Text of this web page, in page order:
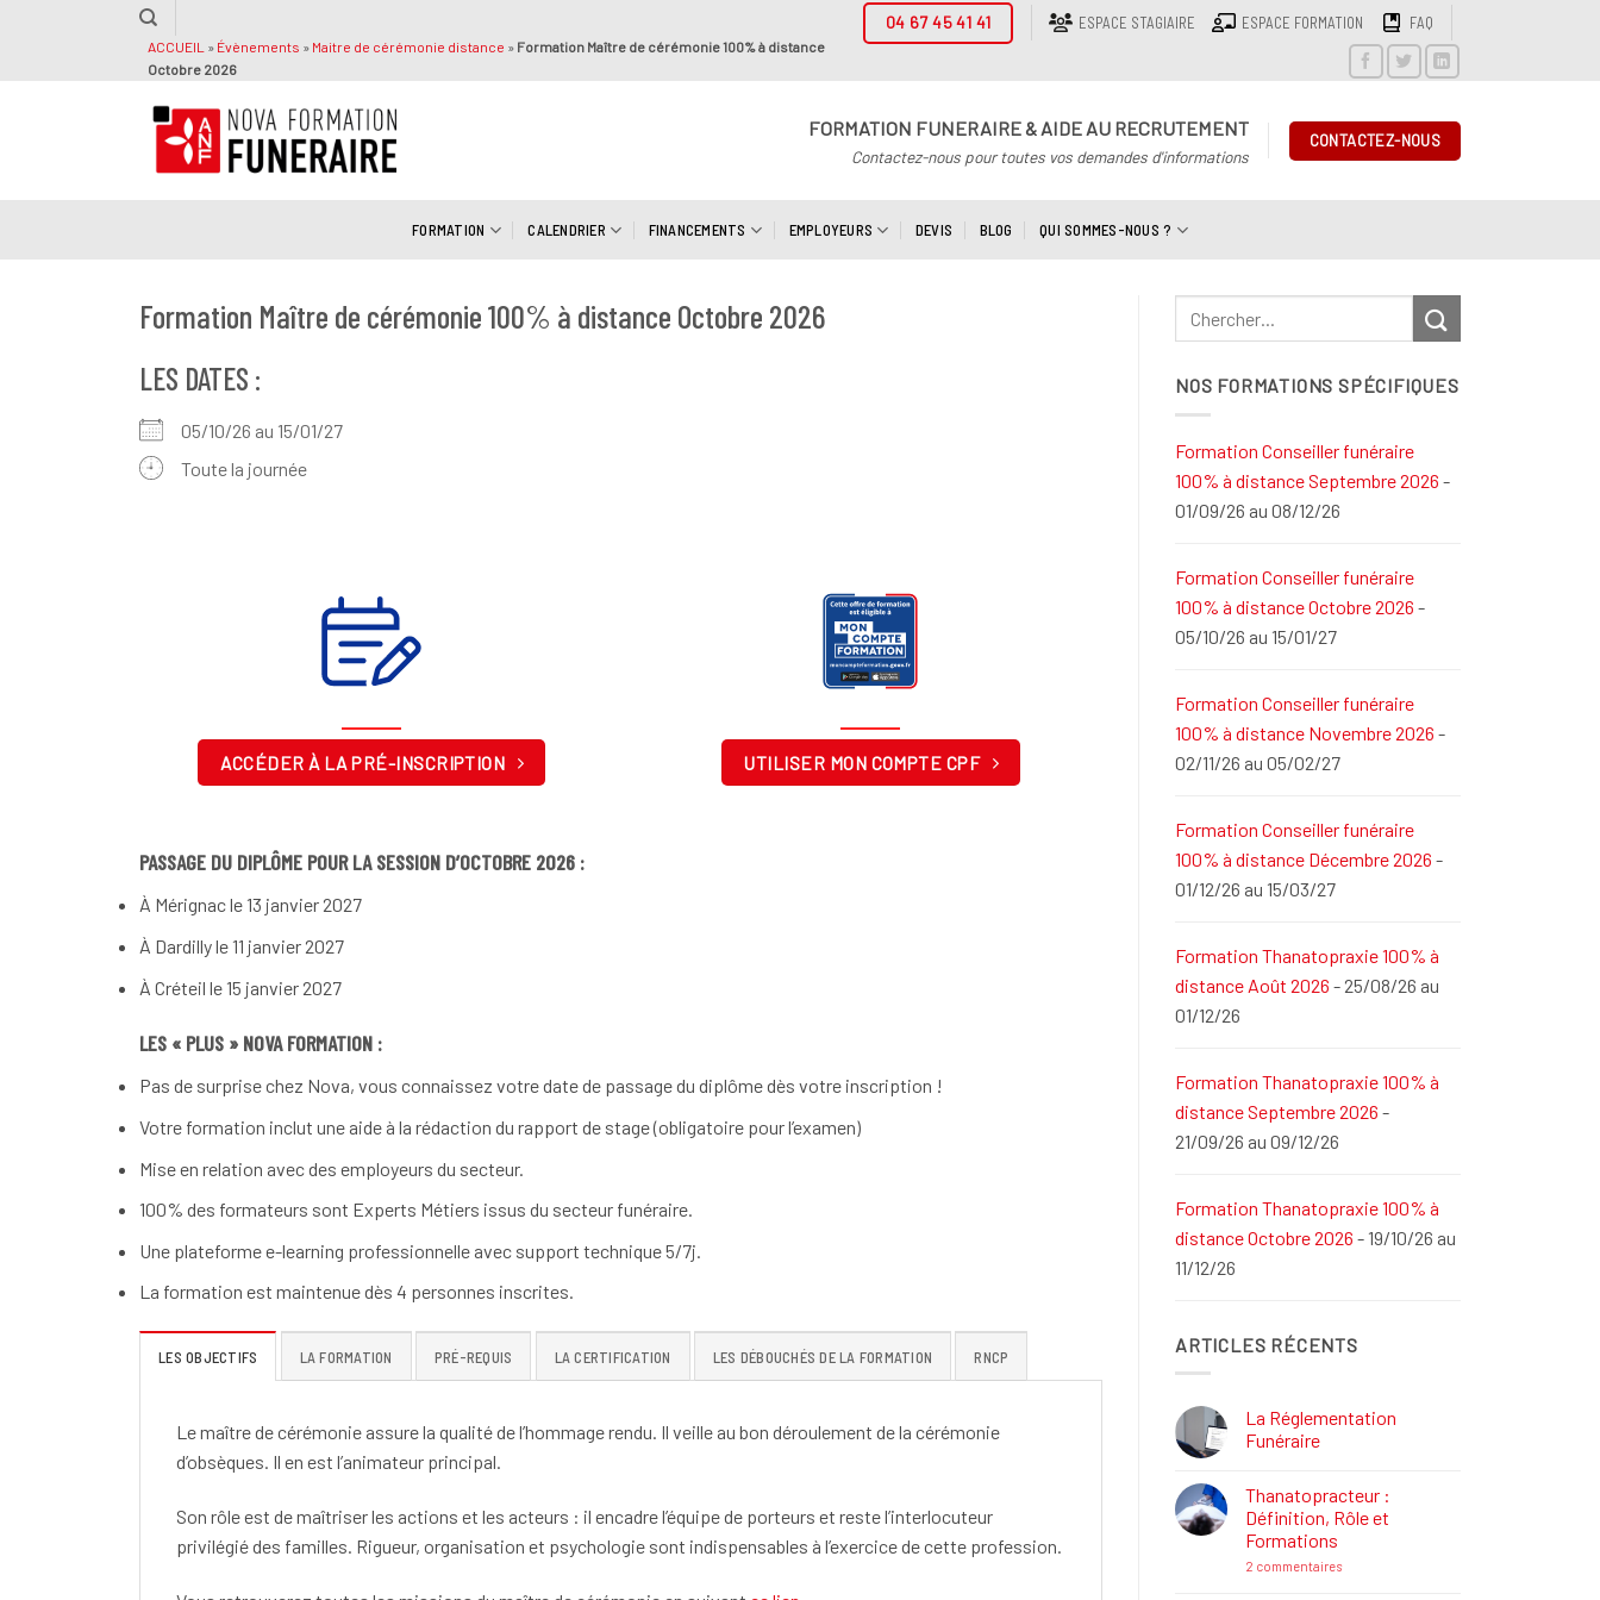
ACCUEIL » Évènements » Maitre de cérémonie distance » Formation Maître de cérémonie 100% à distance
Octobre 2026
04 67 45 41 41 ESPACE STAGIAIRE ESPACE FORMATION FAQ
FORMATION FUNERAIRE & AIDE AU RECRUTEMENT
Contactez-nous pour toutes vos demandes d'informations
CONTACTEZ-NOUS
FORMATION CALENDRIER FINANCEMENTS EMPLOYEURS DEVIS BLOG QUI SOMMES-NOUS ?
Formation Maître de cérémonie 100% à distance Octobre 2026
LES DATES :
05/10/26 au 15/01/27
Toute la journée
ACCÉDER À LA PRÉ-INSCRIPTION UTILISER MON COMPTE CPF
PASSAGE DU DIPLÔME POUR LA SESSION D’OCTOBRE 2026 :
À Mérignac le 13 janvier 2027
À Dardilly le 11 janvier 2027
À Créteil le 15 janvier 2027
LES « PLUS » NOVA FORMATION :
Pas de surprise chez Nova, vous connaissez votre date de passage du diplôme dès votre inscription !
Votre formation inclut une aide à la rédaction du rapport de stage (obligatoire pour l’examen)
Mise en relation avec des employeurs du secteur.
100% des formateurs sont Experts Métiers issus du secteur funéraire.
Une plateforme e-learning professionnelle avec support technique 5/7j.
La formation est maintenue dès 4 personnes inscrites.
LES OBJECTIFS LA FORMATION PRÉ-REQUIS LA CERTIFICATION LES DÉBOUCHÉS DE LA FORMATION RNCP
Le maître de cérémonie assure la qualité de l’hommage rendu. Il veille au bon déroulement de la cérémonie
d’obsèques. Il en est l’animateur principal.
Son rôle est de maîtriser les actions et les acteurs : il encadre l’équipe de porteurs et reste l’interlocuteur
privilégié des familles. Rigueur, organisation et psychologie sont indispensables à l’exercice de cette profession.
NOS FORMATIONS SPÉCIFIQUES
Formation Conseiller funéraire
100% à distance Septembre 2026 -
01/09/26 au 08/12/26
Formation Conseiller funéraire
100% à distance Octobre 2026 -
05/10/26 au 15/01/27
Formation Conseiller funéraire
100% à distance Novembre 2026 -
02/11/26 au 05/02/27
Formation Conseiller funéraire
100% à distance Décembre 2026 -
01/12/26 au 15/03/27
Formation Thanatopraxie 100% à
distance Août 2026 - 25/08/26 au
01/12/26
Formation Thanatopraxie 100% à
distance Septembre 2026 -
21/09/26 au 09/12/26
Formation Thanatopraxie 100% à
distance Octobre 2026 - 19/10/26 au
11/12/26
ARTICLES RÉCENTS
La Réglementation
Funéraire
sur
La
Réglementation
Funéraire
Thanatopracteur :
Définition, Rôle et
Formations
2 commentairessur